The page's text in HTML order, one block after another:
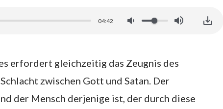
04:42
erfordert gleichzeitig das Zeugnis des
zwischen Gott und Satan. Der
der Mensch derjenige ist, der durch diese